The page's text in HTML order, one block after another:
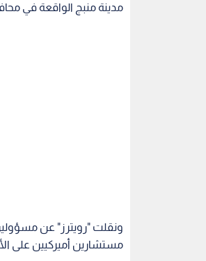
مدينة منبج الواقعة في
ونقلت "رويترز" عن
مستشارين أميركيين على